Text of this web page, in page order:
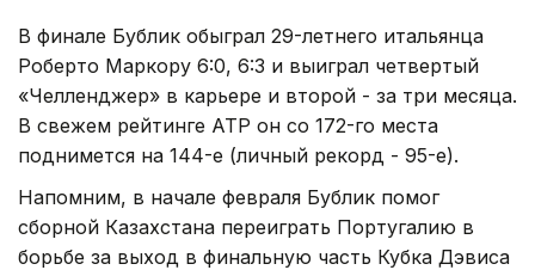
В финале Бублик обыграл 29-летнего итальянца
Роберто Маркору 6:0, 6:3 и выиграл четвертый
«Челленджер» в карьере и второй - за три месяца.
В свежем рейтинге ATP он со 172-го места
поднимется на 144-е (личный рекорд - 95-е).
Напомним, в начале февраля Бублик помог
сборной Казахстана переиграть Португалию в
борьбе за выход в финальную часть Кубка Дэвиса